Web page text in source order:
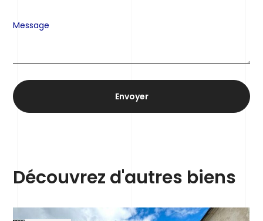
Découvrez d'autres biens